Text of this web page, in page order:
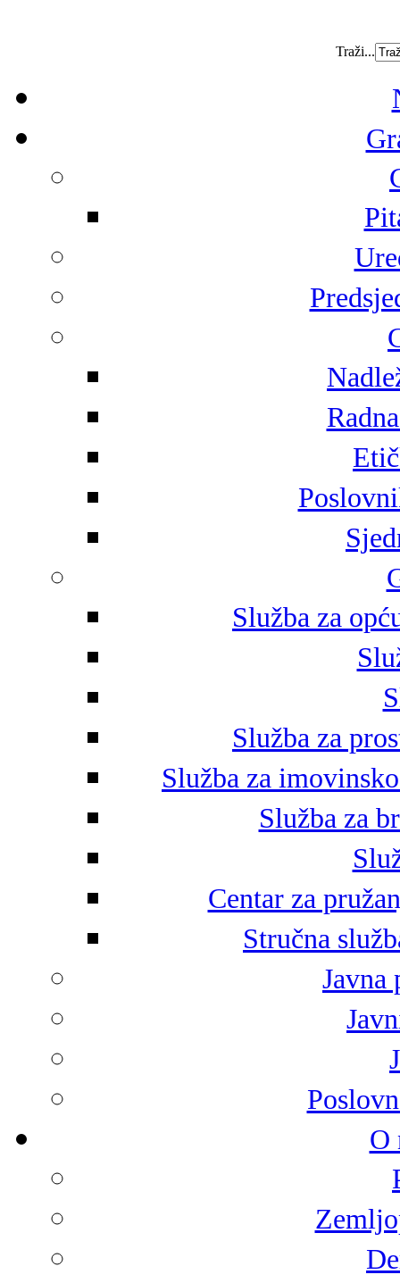
Traži...
Služba za
Služba za
Služba za
Služba za
Centar za
Stručna
Javna
O